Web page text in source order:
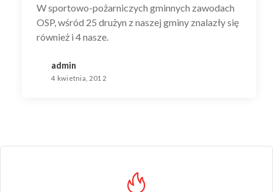
W sportowo-pożarniczych gminnych zawodach
OSP, wśród 25 drużyn z naszej gminy znalazły się
również i 4 nasze.
admin
4 kwietnia, 2012